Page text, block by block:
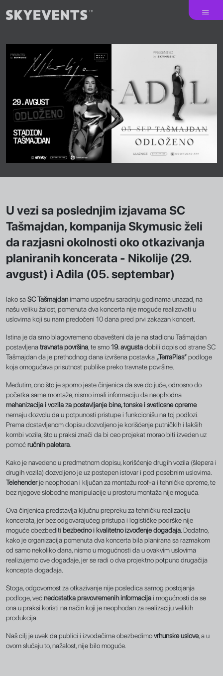
U vezi sa poslednjim izjavama SC
Tašmajdan, kompanija Skymusic želi
da razjasni okolnosti oko otkazivanja
planiranih koncerata - Nikolije (29.
avgust) i Adila (05. septembar)
Iako saSC Tašmajdanimamo uspešnu saradnju godinama unazad, na
našu veliku žalost, pomenuta dva koncerta nije moguće realizovati u
uslovima koji su nam predočeni 10 dana pred prvi zakazan koncert.
Istina je da smo blagovremeno obavešteni da je na stadionu Tašmajdan
postavljenatravnata površina, te smo19. avgustadobili dopis od strane SC
Tašmajdan da je prethodnog dana izvršena postavka „TerraPlas“podloge
koja omogućava prisutnost publike preko travnate površine.
Međutim, ono što je sporno jeste činjenica da sve do juče, odnosno do
početka same montaže, nismo imali informaciju da neophodna
mehanizacija i vozila za postavljanje bine, tonske i svetlosne opreme
nemaju dozvolu da u potpunosti pristupe i funkcionišu na toj podlozi.
Prema dostavljenom dopisu dozvoljeno je korišćenje putničkih i lakših
kombi vozila, što u praksi znači da bi ceo projekat morao biti izveden uz
pomoćručnih paletara
Kako je navedeno u predmetnom dopisu, korišćenje drugih vozila (šlepera i
drugih vozila) dozvoljeno je uz postepen istovar i pod posebnim uslovima.
Telehenderje neophodan i ključan za montažu roof-a i tehničke opreme, te
bez njegove slobodne manipulacije u prostoru montaža nije moguća.
Ova činjenica predstavlja ključnu prepreku za tehničku realizaciju
koncerata, jer bez odgovarajućeg pristupa i logističke podrške nije
moguće obezbediti bezbedno i kvalitetno izvođenje događaja . Dodatno,
kako je organizacija pomenuta dva koncerta bila planirana sa razmakom
od samo nekoliko dana, nismo u mogućnosti da u ovakvim uslovima
realizujemo ove događaje, jer se radi o dva projektno potpuno drugačija
koncepta događaja.
Stoga, odgovornost za otkazivanje nije posledica samog postojanja
podloge, većnedostatka pravovremenih informacijai mogućnosti da se
ona u praksi koristi na način koji je neophodan za realizaciju velikih
produkcija.
Naš cilj je uvek da publici i izvođačima obezbedimovrhunske uslove, a u
ovom slučaju to, nažalost, nije bilo moguće.